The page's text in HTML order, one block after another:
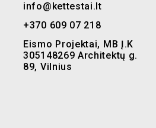
info@kettestai.lt
+370 609 07 218
Eismo Projektai, MB Į.K
305148269 Architektų g.
89, Vilnius